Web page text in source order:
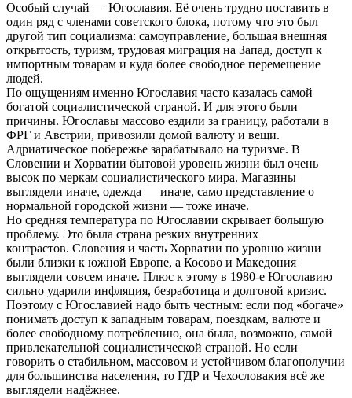
Особый случай — Югославия. Её очень трудно поставить в
один ряд с членами советского блока, потому что это был
другой тип социализма: самоуправление, большая внешняя
открытость, туризм, трудовая миграция на Запад, доступ к
импортным товарам и куда более свободное перемещение
людей.
По ощущениям именно Югославия часто казалась самой
богатой социалистической страной. И для этого были
причины. Югославы массово ездили за границу, работали в
ФРГ и Австрии, привозили домой валюту и вещи.
Адриатическое побережье зарабатывало на туризме. В
Словении и Хорватии бытовой уровень жизни был очень
высок по меркам социалистического мира. Магазины
выглядели иначе, одежда — иначе, само представление о
нормальной городской жизни — тоже иначе.
Но средняя температура по Югославии скрывает большую
проблему. Это была страна резких внутренних
контрастов. Словения и часть Хорватии по уровню жизни
были близки к южной Европе, а Косово и Македония
выглядели совсем иначе. Плюс к этому в 1980-е Югославию
сильно ударили инфляция, безработица и долговой кризис.
Поэтому с Югославией надо быть честным: если под «богаче»
понимать доступ к западным товарам, поездкам, валюте и
более свободному потреблению, она была, возможно, самой
привлекательной социалистической страной. Но если
говорить о стабильном, массовом и устойчивом благополучии
для большинства населения, то ГДР и Чехословакия всё же
выглядели надёжнее.